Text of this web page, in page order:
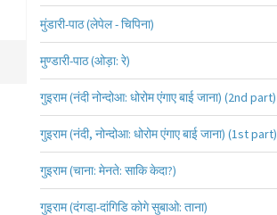
मुंडारी-पाठ (लेपेल - चिपिना)
मुण्डारी-पाठ (ओड़ा: रे)
गुइराम (नंदी नोन्दोआ: धोरोम एंगाए बाई जाना) (2nd part)
गुइराम (नंदी, नोन्दोआ: धोरोम एंगाए बाई जाना) (1st part)
गुइराम (चाना: मेनते: साकि केदा?)
गुइराम (दंगडा़-दांगिडि कोगे सुबाओ: ताना)